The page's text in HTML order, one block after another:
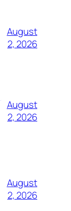
August
2, 2026
August
2, 2026
August
2, 2026